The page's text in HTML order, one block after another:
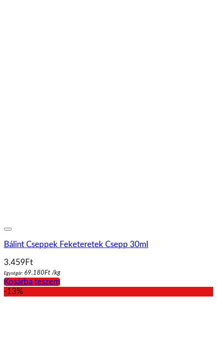
Bálint Cseppek Feketeretek Csepp 30ml
3.459 Ft
Egységár: 69.180Ft /kg
Kosárba teszem
-13%